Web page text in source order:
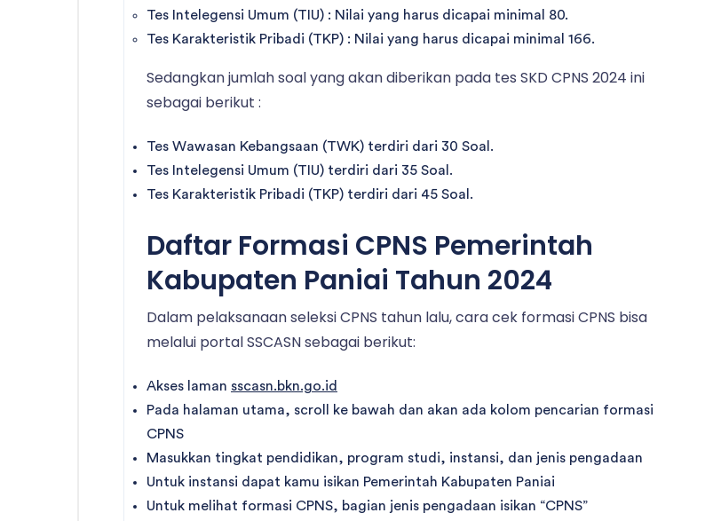
Tes Intelegensi Umum (TIU) : Nilai yang harus dicapai minimal 80.
Tes Karakteristik Pribadi (TKP) : Nilai yang harus dicapai minimal 166.
Sedangkan jumlah soal yang akan diberikan pada tes SKD CPNS 2024 ini
sebagai berikut :
Tes Wawasan Kebangsaan (TWK) terdiri dari 30 Soal.
Tes Intelegensi Umum (TIU) terdiri dari 35 Soal.
Tes Karakteristik Pribadi (TKP) terdiri dari 45 Soal.
Daftar Formasi CPNS Pemerintah
Kabupaten Paniai Tahun 2024
Dalam pelaksanaan seleksi CPNS tahun lalu, cara cek formasi CPNS bisa
melalui portal SSCASN sebagai berikut:
Akses laman sscasn.bkn.go.id
Pada halaman utama, scroll ke bawah dan akan ada kolom pencarian formasi
CPNS
Masukkan tingkat pendidikan, program studi, instansi, dan jenis pengadaan
Untuk instansi dapat kamu isikan Pemerintah Kabupaten Paniai
Untuk melihat formasi CPNS, bagian jenis pengadaan isikan “CPNS”